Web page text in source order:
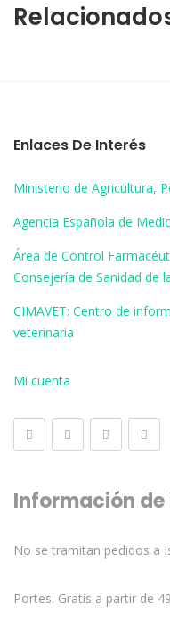
Enlaces De Interés
Ministerio de Agricultura,
Agencia Española de
Área de Control
Consejería de Sanidad de
CIMAVET: Centro de
veterinaria
Mi cuenta
Información de
No se tramitan pedidos a
Portes: Gratis a partir de